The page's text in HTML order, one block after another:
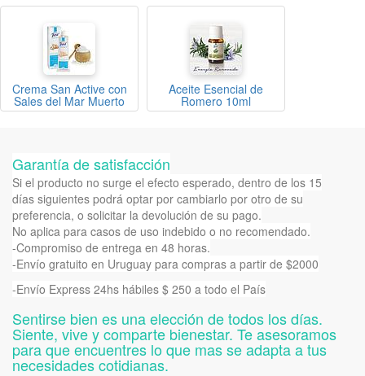
Crema San Active con
Sales del Mar Muerto
Aceite Esencial de
Romero 10ml
Garantía de satisfacción
Si el producto no surge el efecto esperado, dentro de los 15
días siguientes podrá optar por cambiarlo por otro de su
preferencia, o solicitar la devolución de su pago.
No aplica para casos de uso indebido o no recomendado.
-Compromiso de entrega en 48 horas.
-Envío gratuito en Uruguay para compras a partir de $2000
-Envío Express 24hs hábiles $ 250 a todo el País
Sentirse bien es una elección de todos los días.
Siente, vive y comparte bienestar. Te asesoramos
para que encuentres lo que mas se adapta a tus
necesidades cotidianas.